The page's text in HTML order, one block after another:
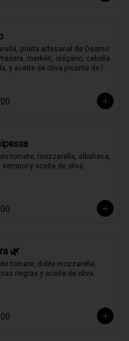
prieta artesanal de Osorno
merkén, orégano, cebolla
y aceite de oliva picante de la
tomate, mozzarella, albahaca,
serrano y aceite de oliva.
🌿
tomate, doble mozzarella,
negras y aceite de oliva.